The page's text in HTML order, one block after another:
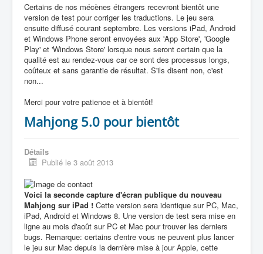
Certains de nos mécènes étrangers recevront bientôt une
version de test pour corriger les traductions. Le jeu sera
ensuite diffusé courant septembre. Les versions iPad, Android
et Windows Phone seront envoyées aux 'App Store', 'Google
Play' et 'Windows Store' lorsque nous seront certain que la
qualité est au rendez-vous car ce sont des processus longs,
coûteux et sans garantie de résultat. S'ils disent non, c'est
non...
Merci pour votre patience et à bientôt!
Mahjong 5.0 pour bientôt
Détails
Publié le 3 août 2013
Voici la seconde capture d'écran publique du nouveau
Mahjong sur iPad ! Cette version sera identique sur PC, Mac,
iPad, Android et Windows 8. Une version de test sera mise en
ligne au mois d'août sur PC et Mac pour trouver les derniers
bugs. Remarque: certains d'entre vous ne peuvent plus lancer
le jeu sur Mac depuis la dernière mise à jour Apple, cette